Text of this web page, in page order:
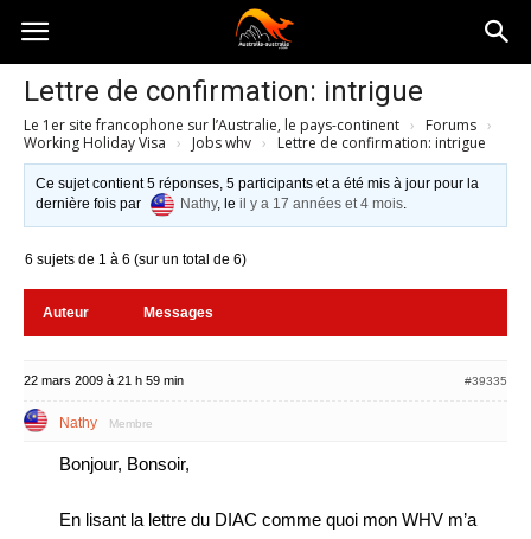
Australia-
australie.com
Lettre de confirmation: intrigue
Le 1er site francophone sur l’Australie, le pays-continent › Forums ›
Working Holiday Visa › Jobs whv › Lettre de confirmation: intrigue
Ce sujet contient 5 réponses, 5 participants et a été mis à jour pour la
dernière fois par
Nathy, leil y a 17 années et 4 mois.
6 sujets de 1 à 6 (sur un total de 6)
Auteur Messages
22 mars 2009 à 21 h 59 min #39335
Nathy Membre
Bonjour, Bonsoir,
En lisant la lettre du DIAC comme quoi mon WHV m’a